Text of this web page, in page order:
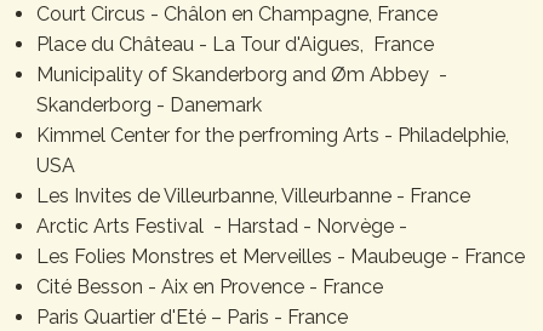
Court Circus - Châlon en Champagne, France
Place du Château - La Tour d'Aigues, France
Municipality of Skanderborg and Øm Abbey -
Skanderborg - Danemark
Kimmel Center for the perfroming Arts - Philadelphie,
USA
Les Invites de Villeurbanne, Villeurbanne - France
Arctic Arts Festival - Harstad - Norvège -
Les Folies Monstres et Merveilles - Maubeuge - France
Cité Besson - Aix en Provence - France
Paris Quartier d'Eté – Paris - France